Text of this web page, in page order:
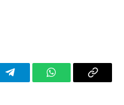
TelegramWhatsAppCopy